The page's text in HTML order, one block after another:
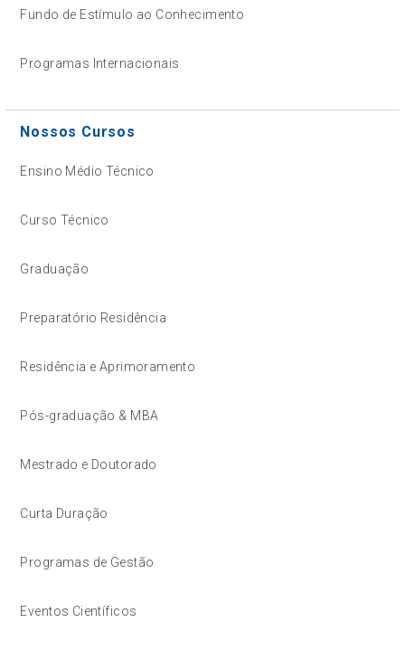
Fundo de Estímulo ao Conhecimento
Programas Internacionais
Nossos Cursos
Ensino Médio Técnico
Curso Técnico
Graduação
Preparatório Residência
Residência e Aprimoramento
Pós-graduação & MBA
Mestrado e Doutorado
Curta Duração
Programas de Gestão
Eventos Científicos